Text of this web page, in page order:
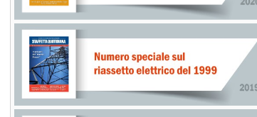
tutta la notizia: 'Dossier prezzi carburanti'